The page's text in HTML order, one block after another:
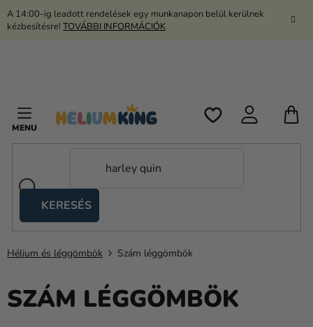
Ugrás
A 14:00-ig leadott rendelések egy munkanapon belül kerülnek
kézbesítésre! TOVÁBBI INFORMÁCIÓK
KERESÉS
sátrak
Kanekalon
Hélium
és
Hélium és léggömbök Szám léggömbök
SZÁM LÉGGÖMBÖK